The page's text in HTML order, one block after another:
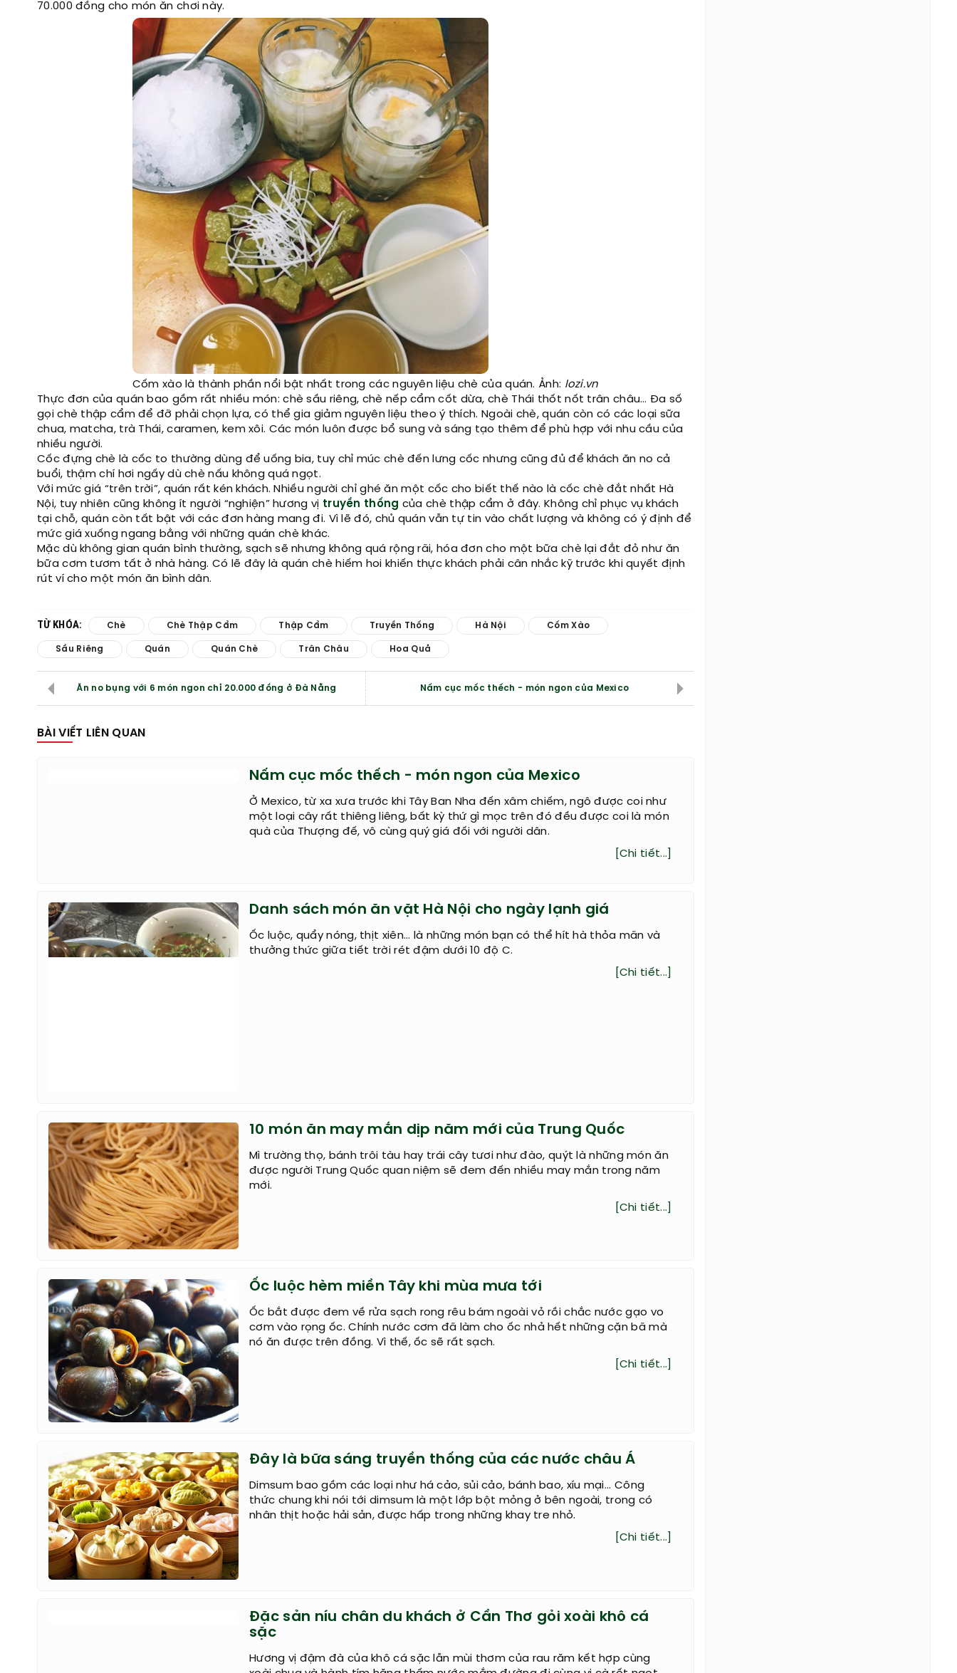
70.000 đồng cho món ăn chơi này.
Cốm xào là thành phần nổi bật nhất trong các nguyên liệu chè của quán. Ảnh: lozi.vn
Thực đơn của quán bao gồm rất nhiều món: chè sầu riêng, chè nếp cẩm cốt dừa, chè Thái thốt nốt trân châu… Đa số
gọi chè thập cẩm để đỡ phải chọn lựa, có thể gia giảm nguyên liệu theo ý thích. Ngoài chè, quán còn có các loại sữa
chua, matcha, trà Thái, caramen, kem xôi. Các món luôn được bổ sung và sáng tạo thêm để phù hợp với nhu cầu của
nhiều người.
Cốc đựng chè là cốc to thường dùng để uống bia, tuy chỉ múc chè đến lưng cốc nhưng cũng đủ để khách ăn no cả
buổi, thậm chí hơi ngấy dù chè nấu không quá ngọt.
Với mức giá “trên trời”, quán rất kén khách. Nhiều người chỉ ghé ăn một cốc cho biết thế nào là cốc chè đắt nhất Hà
Nội, tuy nhiên cũng không ít người “nghiện” hương vị truyền thống của chè thập cẩm ở đây. Không chỉ phục vụ khách
tại chỗ, quán còn tất bật với các đơn hàng mang đi. Vì lẽ đó, chủ quán vẫn tự tin vào chất lượng và không có ý định để
mức giá xuống ngang bằng với những quán chè khác.
Mặc dù không gian quán bình thường, sạch sẽ nhưng không quá rộng rãi, hóa đơn cho một bữa chè lại đắt đỏ như ăn
bữa cơm tươm tất ở nhà hàng. Có lẽ đây là quán chè hiếm hoi khiến thực khách phải cân nhắc kỹ trước khi quyết định
rút ví cho một món ăn bình dân.
TỪ KHÓA: Chè Chè Thập Cẩm Thập Cẩm Truyền Thống Hà Nội Cốm Xào
Sầu Riêng Quán Quán Chè Trân Châu Hoa Quả
Ăn no bụng với 6 món ngon chỉ 20.000 đồng ở Đà Nẵng Nấm cục mốc thếch - món ngon của Mexico
BÀI VIẾT LIÊN QUAN
Nấm cục mốc thếch - món ngon của Mexico
Ở Mexico, từ xa xưa trước khi Tây Ban Nha đến xâm chiếm, ngô được coi như
một loại cây rất thiêng liêng, bất kỳ thứ gì mọc trên đó đều được coi là món
quà của Thượng đế, vô cùng quý giá đối với người dân.
[Chi tiết...]
Danh sách món ăn vặt Hà Nội cho ngày lạnh giá
Ốc luộc, quẩy nóng, thịt xiên... là những món bạn có thể hít hà thỏa mãn và
thưởng thức giữa tiết trời rét đậm dưới 10 độ C.
[Chi tiết...]
10 món ăn may mắn dịp năm mới của Trung Quốc
Mì trường thọ, bánh trôi tàu hay trái cây tươi như đào, quýt là những món ăn
được người Trung Quốc quan niệm sẽ đem đến nhiều may mắn trong năm
[Chi tiết...]
Ốc luộc hèm miền Tây khi mùa mưa tới
Ốc bắt được đem về rửa sạch rong rêu bám ngoài vỏ rồi chắc nước gạo vo
cơm vào rọng ốc. Chính nước cơm đã làm cho ốc nhả hết những cặn bã mà
nó ăn được trên đồng. Vì thế, ốc sẽ rất sạch.
[Chi tiết...]
Đây là bữa sáng truyền thống của các nước châu Á
Dimsum bao gồm các loại như há cảo, sủi cảo, bánh bao, xíu mại... Công
thức chung khi nói tới dimsum là một lớp bột mỏng ở bên ngoài, trong có
nhân thịt hoặc hải sản, được hấp trong những khay tre nhỏ.
[Chi tiết...]
Đặc sản níu chân du khách ở Cần Thơ gỏi xoài khô cá
sặc
Hương vị đậm đà của khô cá sặc lẫn mùi thơm của rau răm kết hợp cùng